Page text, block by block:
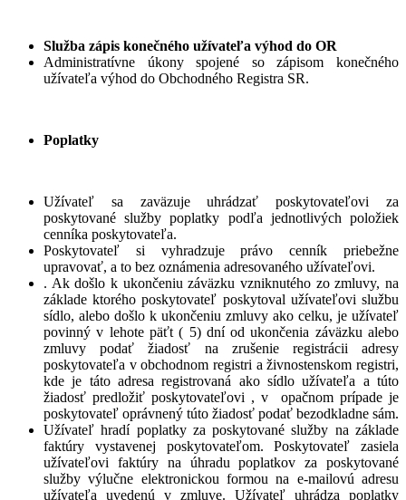
Služba zápis konečného užívateľa výhod do OR
Administratívne úkony spojené so zápisom konečného
užívateľa výhod do Obchodného Registra SR.
Poplatky
Užívateľ sa zaväzuje uhrádzať poskytovateľovi za
poskytované služby poplatky podľa jednotlivých položiek
cenníka poskytovateľa.
Poskytovateľ si vyhradzuje právo cenník priebežne
upravovať, a to bez oznámenia adresovaného užívateľovi.
. Ak došlo k ukončeniu záväzku vzniknutého zo zmluvy, na
základe ktorého poskytovateľ poskytoval užívateľovi službu
sídlo, alebo došlo k ukončeniu zmluvy ako celku, je užívateľ
povinný v lehote päťt ( 5) dní od ukončenia záväzku alebo
zmluvy podať žiadosť na zrušenie registrácii adresy
poskytovateľa v obchodnom registri a živnostenskom registri,
kde je táto adresa registrovaná ako sídlo užívateľa a túto
žiadosť predložiť poskytovateľovi , v opačnom prípade je
poskytovateľ oprávnený túto žiadosť podať bezodkladne sám.
Užívateľ hradí poplatky za poskytované služby na základe
faktúry vystavenej poskytovateľom. Poskytovateľ zasiela
užívateľovi faktúry na úhradu poplatkov za poskytované
služby výlučne elektronickou formou na e-mailovú adresu
užívateľa uvedenú v zmluve. Užívateľ uhrádza poplatky